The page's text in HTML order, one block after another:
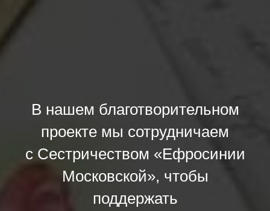
В нашем благотворительном
проекте мы сотрудничаем
с Сестричеством «Ефросинии
Московской», чтобы
поддержать